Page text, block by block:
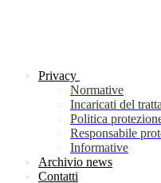
Privacy
Normative
Incaricati del
Politica
Responsabile
Informative
Archivio news
Contatti